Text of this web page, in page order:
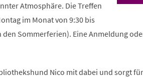
Atmosphäre. Die Treffen
im Monat von 9:30 bis
den Sommerferien). Eine Anmeldung
Nico mit dabei und sorgt